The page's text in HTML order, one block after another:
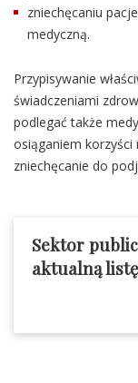
zniechęcaniu
medyczną.
Przypisywanie
świadczeniami
podlegać także
osiąganiem
zniechęcanie do
Sektor
aktualną